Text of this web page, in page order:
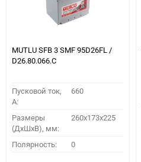
MUTLU SFB 3 SMF 95D26FL /
D26.80.066.C
Пусковой ток,
A:
660
Размеры
(ДхШхВ), мм:
260x173x225
Полярность: 0